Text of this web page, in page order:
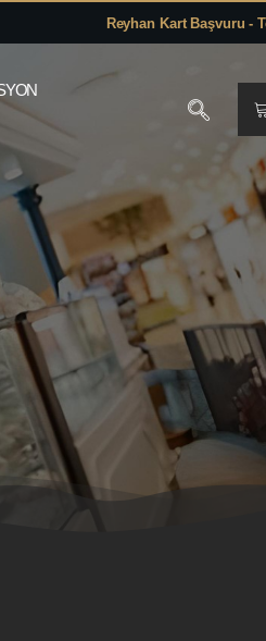
Reyhan Kart Başvuru -